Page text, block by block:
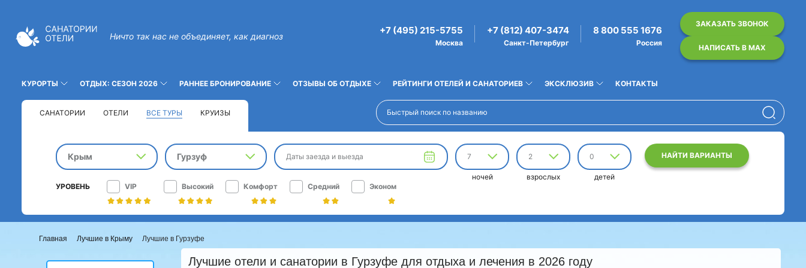
Ничто так нас не объединяет, как диагноз
+7 (495) 215-5755
Москва
+7 (812) 407-3474
Санкт-Петербург
8 800 555 1676
Россия
ЗАКАЗАТЬ ЗВОНОК
НАПИСАТЬ В MAX
КУРОРТЫ ОТДЫХ: СЕЗОН 2026 РАННЕЕ БРОНИРОВАНИЕ ОТЗЫВЫ ОБ ОТДЫХЕ РЕЙТИНГИ ОТЕЛЕЙ И САНАТОРИЕВ ЭКСКЛЮЗИВ КОНТАКТЫ
САНАТОРИИ ОТЕЛИ ВСЕ ТУРЫ КРУИЗЫ
Крым Гурзуф Даты заезда и выезда 7
ночей
2
взрослых
0
детей
НАЙТИ ВАРИАНТЫ
УРОВЕНЬ VIP Высокий Комфорт Средний Эконом
Главная Лучшие в Крыму Лучшие в Гурзуфе
Лучшие отели и санатории в Гурзуфе для отдыха и лечения в 2026 году